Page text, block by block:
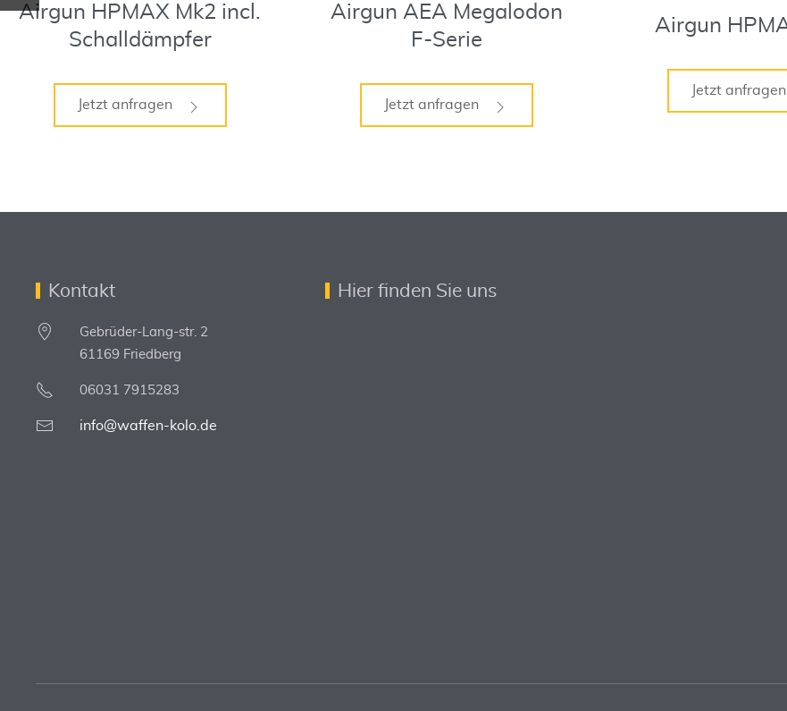
Airgun HPMAX Mk2 incl.
Schalldämpfer
Jetzt anfragen
Airgun AEA Megalodon
F-Serie
Jetzt anfragen
Airgun
Jetzt anfragen
Kontakt
Gebrüder-Lang-str. 2
61169 Friedberg
06031 7915283
info@waffen-kolo.de
Hier finden Sie uns